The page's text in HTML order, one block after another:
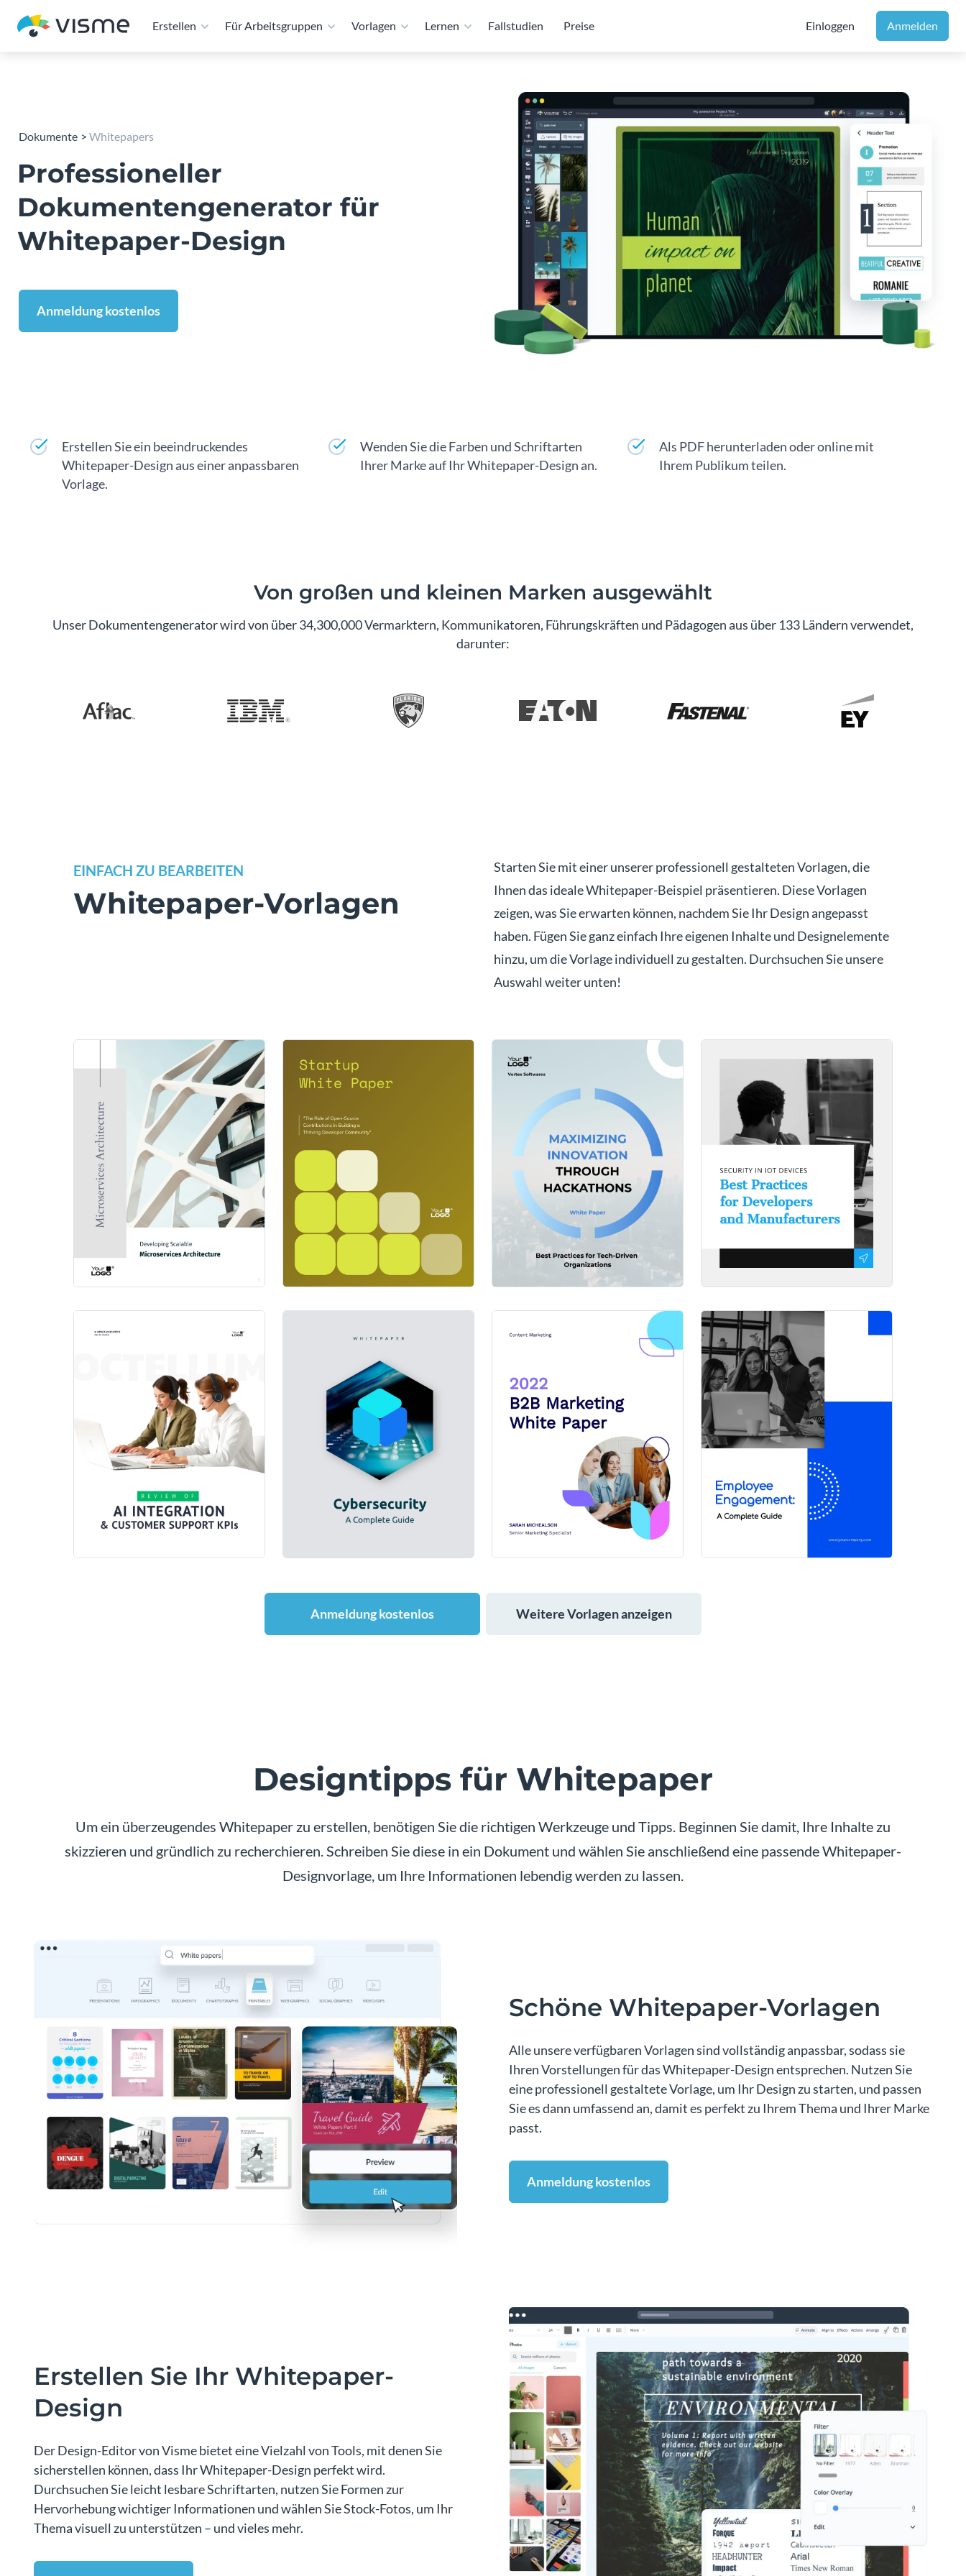
Erstellen Für Arbeitsgruppen Vorlagen Lernen Fallstudien Preise Einloggen Anmelden
Dokumente Whitepapers
Professioneller
Dokumentengenerator für
Whitepaper-Design
Anmeldung kostenlos
Erstellen Sie ein beeindruckendes
Whitepaper-Design aus einer anpassbaren
Vorlage.
Wenden Sie die Farben und Schriftarten
Ihrer Marke auf Ihr Whitepaper-Design an.
Als PDF herunterladen oder online mit
Ihrem Publikum teilen.
Von großen und kleinen Marken ausgewählt
Unser Dokumentengenerator wird von über 34,300,000 Vermarktern, Kommunikatoren, Führungskräften und Pädagogen aus über 133 Ländern verwendet,
darunter:
EINFACH ZU BEARBEITEN
Whitepaper-Vorlagen
Starten Sie mit einer unserer professionell gestalteten Vorlagen, die
Ihnen das ideale Whitepaper-Beispiel präsentieren. Diese Vorlagen
zeigen, was Sie erwarten können, nachdem Sie Ihr Design angepasst
haben. Fügen Sie ganz einfach Ihre eigenen Inhalte und Designelemente
hinzu, um die Vorlage individuell zu gestalten. Durchsuchen Sie unsere
Auswahl weiter unten!
Anmeldung kostenlos Weitere Vorlagen anzeigen
Designtipps für Whitepaper
Um ein überzeugendes Whitepaper zu erstellen, benötigen Sie die richtigen Werkzeuge und Tipps. Beginnen Sie damit, Ihre Inhalte zu
skizzieren und gründlich zu recherchieren. Schreiben Sie diese in ein Dokument und wählen Sie anschließend eine passende Whitepaper-
Designvorlage, um Ihre Informationen lebendig werden zu lassen.
Schöne Whitepaper-Vorlagen
Alle unsere verfügbaren Vorlagen sind vollständig anpassbar, sodass sie
Ihren Vorstellungen für das Whitepaper-Design entsprechen. Nutzen Sie
eine professionell gestaltete Vorlage, um Ihr Design zu starten, und passen
Sie es dann umfassend an, damit es perfekt zu Ihrem Thema und Ihrer Marke
passt.
Anmeldung kostenlos
Erstellen Sie Ihr Whitepaper-
Design
Der Design-Editor von Visme bietet eine Vielzahl von Tools, mit denen Sie
sicherstellen können, dass Ihr Whitepaper-Design perfekt wird.
Durchsuchen Sie leicht lesbare Schriftarten, nutzen Sie Formen zur
Hervorhebung wichtiger Informationen und wählen Sie Stock-Fotos, um Ihr
Thema visuell zu unterstützen – und vieles mehr.